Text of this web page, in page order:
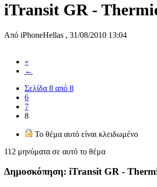
iTransit GR -
Από iPhoneHellas , 31/08/2010 13:04
«
←
Σελίδα 8 από 8
6
7
8
Το θέμα αυτό είναι κλειδωμένο
112 μηνύματα σε αυτό το θέμα
Δημοσκόπηση: iTransit GR -